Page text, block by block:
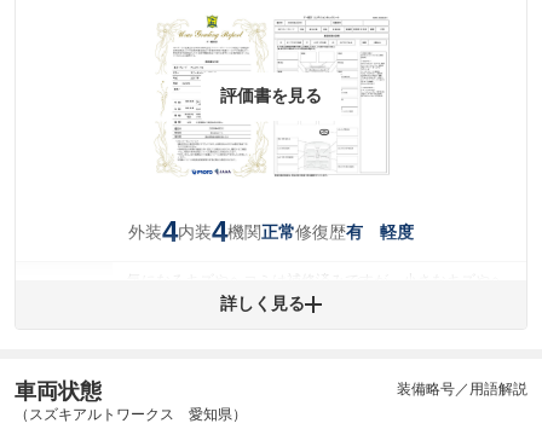
評価書を見る
外装4内装4機関正常修復歴有 軽度
コミが残っています。
(内装状態)
機関 主要機関に不具合はありません。
詳しく見る
車両状態
（スズキアルトワークス 愛知県）
装備略号／用語解説